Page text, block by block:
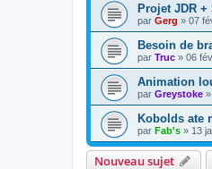
Projet JDR
par Gerg » 07
Besoin de
par Truc » 06
Animation
par Greystoke »
Kobolds ate
par Fab's » 13
Nouveau sujet